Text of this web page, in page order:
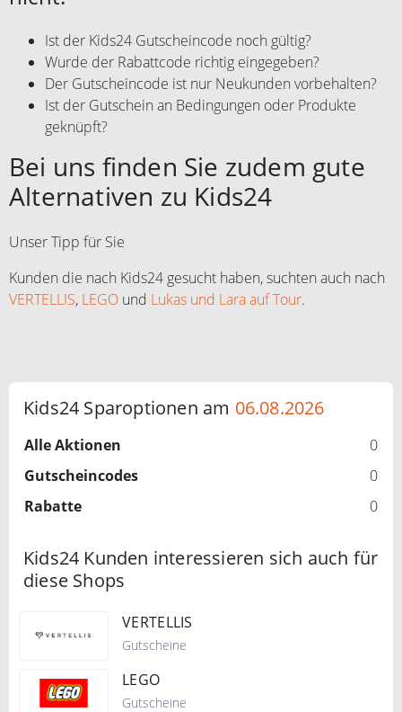
Ist der Kids24 Gutscheincode noch gültig?
Wurde der Rabattcode richtig eingegeben?
Der Gutscheincode ist nur Neukunden vorbehalten?
Ist der Gutschein an Bedingungen oder Produkte
geknüpft?
Bei uns finden Sie zudem gute
Alternativen zu Kids24
Unser Tipp für Sie
Kunden die nach Kids24 gesucht haben, suchten auch nach
VERTELLIS, LEGO und Lukas und Lara auf Tour.
Kids24 Sparoptionen am 06.08.2026
Alle Aktionen
0
Gutscheincodes
0
Rabatte
0
Kids24 Kunden interessieren sich auch für
diese Shops
VERTELLIS
Gutscheine
LEGO
Gutscheine